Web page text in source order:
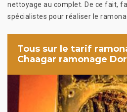
nettoyage au complet. De ce fait,
spécialistes pour réaliser le
Tous sur le tarif
Chaagar ramonage